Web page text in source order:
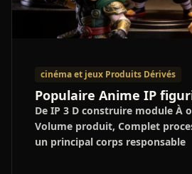
cinéma et jeux Produits Dérivés
Populaire Anime IP
De IP 3 D construire module À
Volume produit, Complet
un principal corps responsable